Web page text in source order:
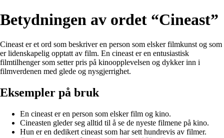
Betydningen av ordet “Cineast”
Cineast er et ord som beskriver en person som elsker filmkunst og som
er lidenskapelig opptatt av film. En cineast er en entusiastisk
filmtilhenger som setter pris på kinoopplevelsen og dykker inn i
filmverdenen med glede og nysgjerrighet.
Eksempler på bruk
En cineast er en person som elsker film og kino.
Cineasten gleder seg alltid til å se de nyeste filmene på kino.
Hun er en dedikert cineast som har sett hundrevis av filmer.